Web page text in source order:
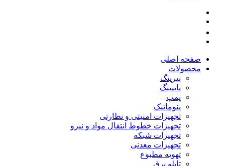
صفحه اصلی
محصولات
بیرینگ
پایپینگ
پمپ
پنوماتیک
تجهیزات امنیتی و نظارتی
تجهیزات خطوط انتقال مواد و نیرو
تجهیزات شبکه
تجهیزات معدنی
تهویه مطبوع
تابلو برق